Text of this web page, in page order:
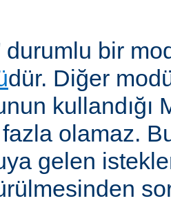
durumlu bir
dür. Diğer
kullandığı
olamaz.
gelen